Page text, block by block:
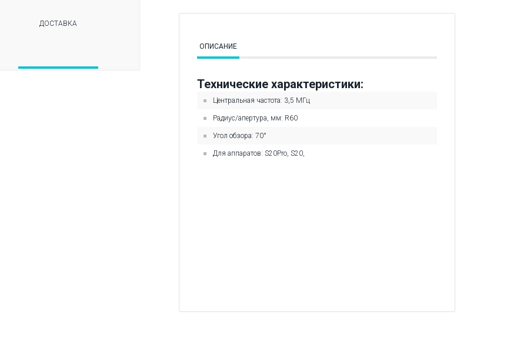
ДОСТАВКА
ОПИСАНИЕ
Технические характеристики:
Центральная частота: 3,5 МГц
Радиуc/апертура, мм: R60
Угол обзора: 70°
Для аппаратов: S20Pro, S20,